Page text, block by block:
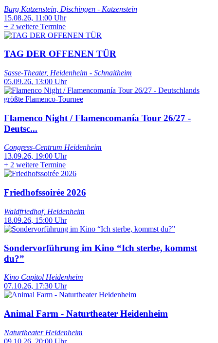
Burg Katzenstein, Dischingen - Katzenstein
15.08.26, 11:00 Uhr
+ 2 weitere Termine
TAG DER OFFENEN TÜR
Sasse-Theater, Heidenheim - Schnaitheim
05.09.26, 13:00 Uhr
Flamenco Night / Flamencomanía Tour 26/27 -
Deutsc...
Congress-Centrum Heidenheim
13.09.26, 19:00 Uhr
+ 2 weitere Termine
Friedhofssoirée 2026
Waldfriedhof, Heidenheim
18.09.26, 15:00 Uhr
Sondervorführung im Kino “Ich sterbe, kommst
du?”
Kino Capitol Heidenheim
07.10.26, 17:30 Uhr
Animal Farm - Naturtheater Heidenheim
Naturtheater Heidenheim
09.10.26, 20:00 Uhr